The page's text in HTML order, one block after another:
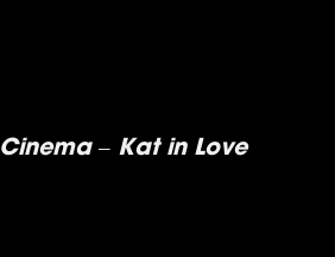
– Kat in Love